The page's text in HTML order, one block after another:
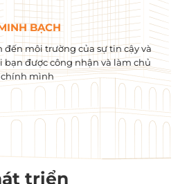
BẠCH
đến môi trường của sự tin cậy và
bạn được công nhận và làm chủ
chính mình
triển